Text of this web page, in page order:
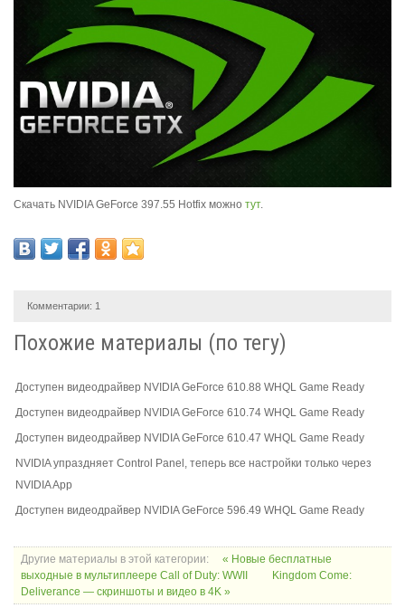
Скачать NVIDIA GeForce 397.55 Hotfix можно тут.
Комментарии: 1
Похожие материалы (по тегу)
Доступен видеодрайвер NVIDIA GeForce 610.88 WHQL Game Ready
Доступен видеодрайвер NVIDIA GeForce 610.74 WHQL Game Ready
Доступен видеодрайвер NVIDIA GeForce 610.47 WHQL Game Ready
NVIDIA упраздняет Control Panel, теперь все настройки только через
NVIDIA App
Доступен видеодрайвер NVIDIA GeForce 596.49 WHQL Game Ready
Другие материалы в этой категории:
« Новые бесплатные
выходные в мультиплеере Call of Duty: WWII
Kingdom Come:
Deliverance — скриншоты и видео в 4K »